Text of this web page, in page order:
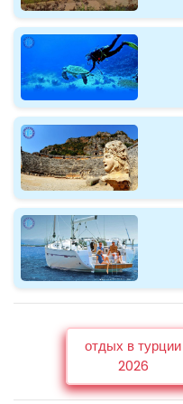
отдых в турции
2026